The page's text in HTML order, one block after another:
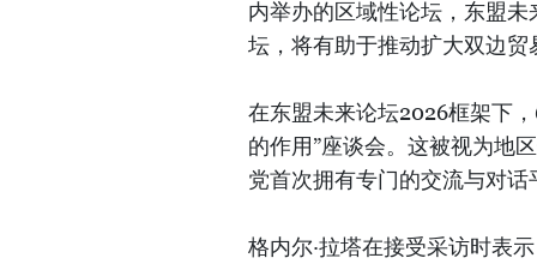
内举办的区域性论坛，东盟
坛，将有助于推动扩大双边贸
在东盟未来论坛2026框架下
的作用”座谈会。这被视为地
党首次拥有专门的交流与对话
格内尔·拉塔在接受采访时表